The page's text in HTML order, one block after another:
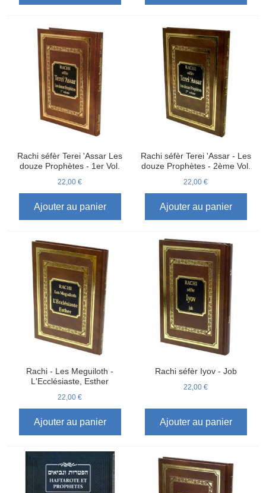
Rachi séfèr Terei 'Assar Les
douze Prophètes - 1er Vol.
22,00 €
Ajouter au panier
Rachi séfèr Terei 'Assar - Les
douze Prophètes - 2ème Vol.
22,00 €
Ajouter au panier
Rachi - Les Meguiloth -
L'Ecclésiaste, Esther
22,00 €
Ajouter au panier
Rachi séfèr Iyov - Job
22,00 €
Ajouter au panier